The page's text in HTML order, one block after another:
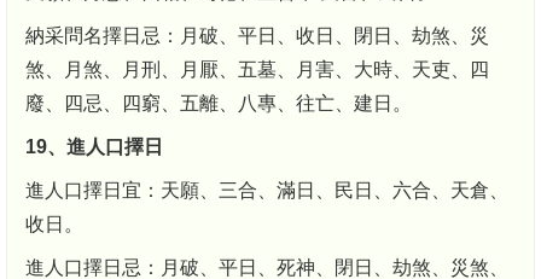
納采問名擇日忌：月破、平日、收日、閉日、劫煞、災
煞、月煞、月刑、月厭、五墓、月害、大時、天吏、四
廢、四忌、四窮、五離、八專、往亡、建日。
19、進人口擇日
進人口擇日宜：天願、三合、滿日、民日、六合、天倉、
收日。
進人口擇日忌：月破、平日、死神、閉日、劫煞、災煞、